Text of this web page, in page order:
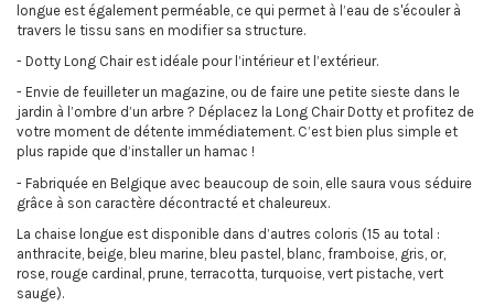
longue est également perméable, ce qui permet à l’eau de s'écouler à
travers le tissu sans en modifier sa structure.
- Dotty Long Chair est idéale pour l’intérieur et l’extérieur.
- Envie de feuilleter un magazine, ou de faire une petite sieste dans le
jardin à l’ombre d’un arbre ? Déplacez la Long Chair Dotty et profitez de
votre moment de détente immédiatement. C’est bien plus simple et
plus rapide que d’installer un hamac !
- Fabriquée en Belgique avec beaucoup de soin, elle saura vous séduire
grâce à son caractère décontracté et chaleureux.
La chaise longue est disponible dans d’autres coloris (15 au total :
anthracite, beige, bleu marine, bleu pastel, blanc, framboise, gris, or,
rose, rouge cardinal, prune, terracotta, turquoise, vert pistache, vert
sauge).